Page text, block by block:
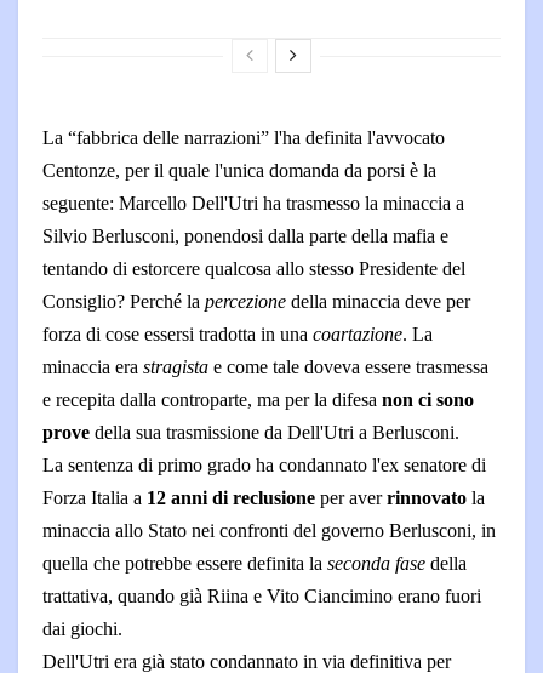
La “fabbrica delle narrazioni” l'ha definita l'avvocato
Centonze, per il quale l'unica domanda da porsi è la
seguente: Marcello Dell'Utri ha trasmesso la minaccia a
Silvio Berlusconi, ponendosi dalla parte della mafia e
tentando di estorcere qualcosa allo stesso Presidente del
Consiglio? Perché la percezione della minaccia deve per
forza di cose essersi tradotta in una coartazione. La
minaccia era stragista e come tale doveva essere trasmessa
e recepita dalla controparte, ma per la difesa non ci sono
prove della sua trasmissione da Dell'Utri a Berlusconi.
La sentenza di primo grado ha condannato l'ex senatore di
Forza Italia a 12 anni di reclusione per averrinnovato la
minaccia allo Stato nei confronti del governo Berlusconi, in
quella che potrebbe essere definita la seconda fase della
trattativa, quando già Riina e Vito Ciancimino erano fuori
dai giochi.
Dell'Utri era già stato condannato in via definitiva per